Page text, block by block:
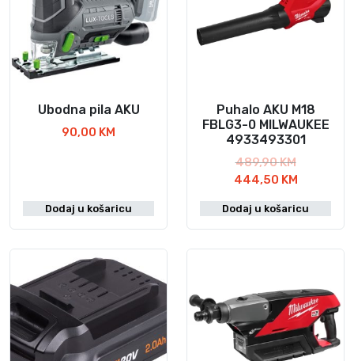
Ubodna pila AKU
90,00 KM
Dodaj u košaricu
Puhalo AKU M18
FBLG3-0 MILWAUKEE
4933493301
489,90KM
o
r
n
i
j
e
n
444,50 KM
e
n
u
a
c
i
j
Dodaj u košaricu